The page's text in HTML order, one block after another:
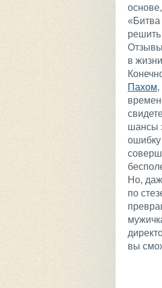
«Битва
Отзывы
в
Пахом,
шансы
Но,
по
вы